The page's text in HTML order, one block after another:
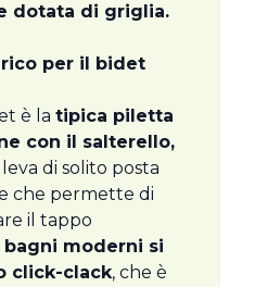
dotata di griglia.
per il bidet
è la tipica piletta
con il salterello,
di solito posta
che permette di
il tappo
bagni moderni si
click-clack, che è